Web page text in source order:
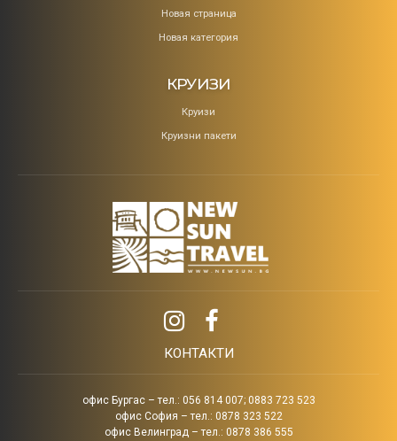
Новая страница
Новая категория
КРУИЗИ
Круизи
Круизни пакети
КОНТАКТИ
офис Бургас – тел.: 056 814 007; 0883 723 523
офис София – тел.: 0878 323 522
офис Велинград – тел.: 0878 386 555